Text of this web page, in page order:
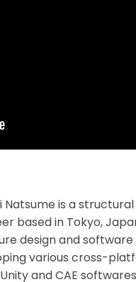
Natsume is a
based in Tokyo,
design and software
various cross-
Unity and CAE